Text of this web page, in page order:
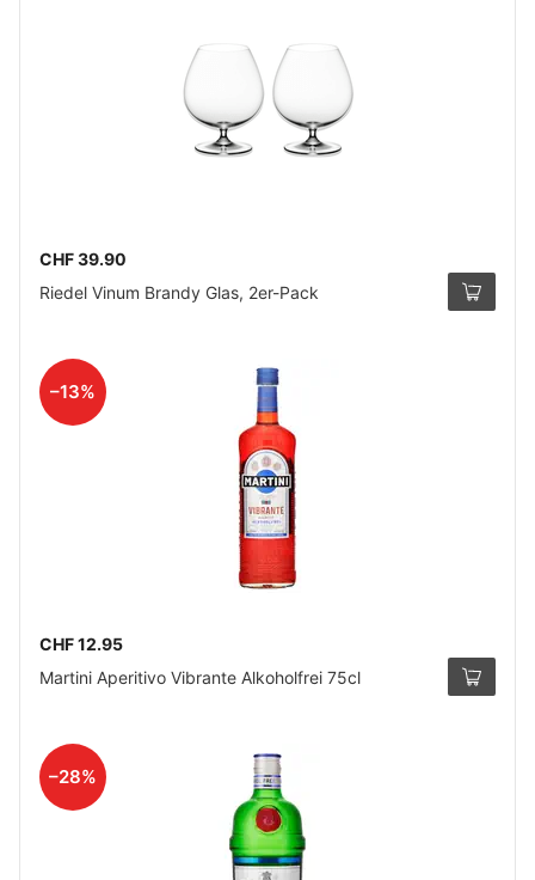
CHF 39.90
Riedel Vinum Brandy Glas, 2er-Pack
–13%
CHF 12.95
Martini Aperitivo Vibrante Alkoholfrei 75cl
–28%